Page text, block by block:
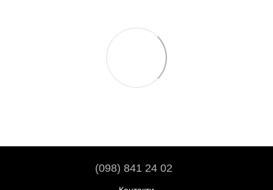
(098) 841 24 02